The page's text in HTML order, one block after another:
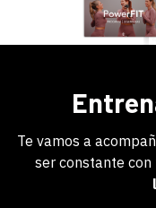
Te vamos a
ser constante